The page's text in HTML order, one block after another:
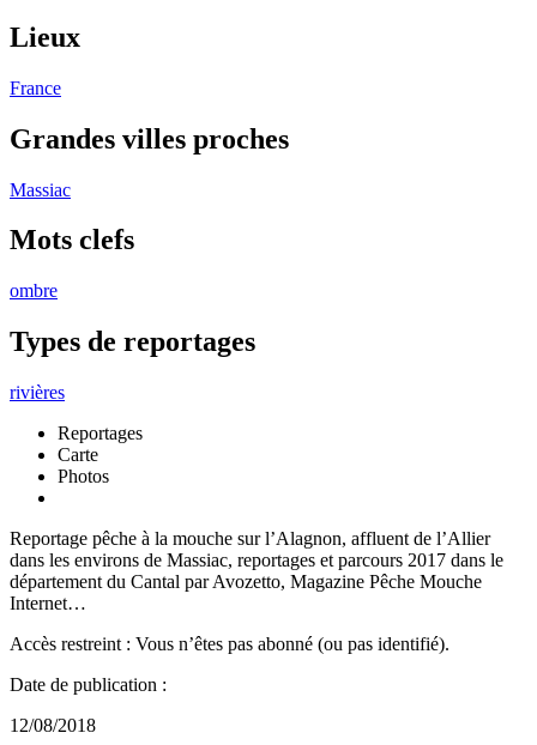
Lieux
France
Grandes villes proches
Massiac
Mots clefs
ombre
Types de reportages
rivières
Reportages
Carte
Photos
Reportage pêche à la mouche sur l’Alagnon, affluent de l’Allier
dans les environs de Massiac, reportages et parcours 2017 dans le
département du Cantal par Avozetto, Magazine Pêche Mouche
Internet…
Accès restreint : Vous n’êtes pas abonné (ou pas identifié).
Date de publication :
12/08/2018